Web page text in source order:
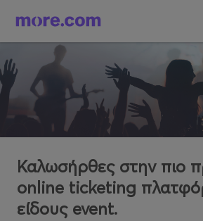
Καλωσήρθες στην πιο
online ticketing
είδους event.